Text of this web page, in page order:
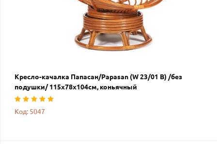
Кресло-качалка Папасан/Papasan (W 23/01 B) /без
подушки/ 115х78х104см, коньячный
Код: 5047